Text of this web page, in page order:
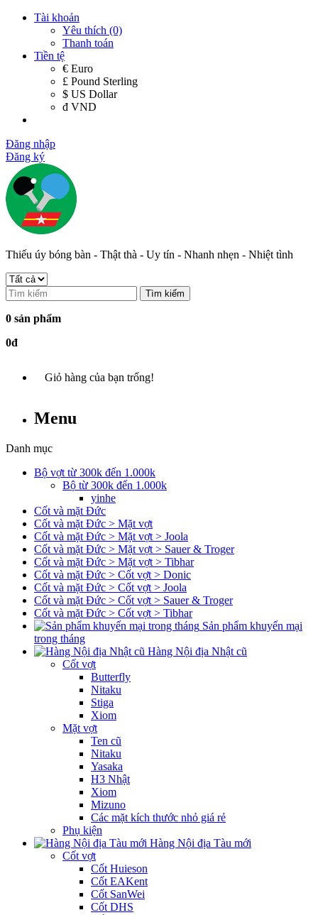
Tài khoản
Yêu thích (0)
Thanh toán
Tiền tệ
€ Euro
£ Pound Sterling
$ US Dollar
đ VND
Đăng nhập
Đăng ký
Thiếu úy bóng bàn - Thật thà - Uy tín - Nhanh nhẹn - Nhiệt tình
Tìm kiếm
0 sản phẩm
0đ
Giỏ hàng của bạn trống!
Menu
Danh mục
Bộ vợt từ 300k đến 1.000k
Bộ từ 300k đến 1.000k
yinhe
Cốt và mặt Đức
Cốt và mặt Đức > Mặt vợt
Cốt và mặt Đức > Mặt vợt > Joola
Cốt và mặt Đức > Mặt vợt > Sauer & Troger
Cốt và mặt Đức > Mặt vợt > Tibhar
Cốt và mặt Đức > Cốt vợt > Donic
Cốt và mặt Đức > Cốt vợt > Joola
Cốt và mặt Đức > Cốt vợt > Sauer & Troger
Cốt và mặt Đức > Cốt vợt > Tibhar
Sản phẩm khuyến mại
trong tháng
Hàng Nội địa Nhật cũ
Cốt vợt
Butterfly
Nitaku
Stiga
Xiom
Mặt vợt
Ten cũ
Nitaku
Yasaka
H3 Nhật
Xiom
Mizuno
Các mặt kích thước nhỏ giá rẻ
Phụ kiện
Hàng Nội địa Tàu mới
Cốt vợt
Cốt Huieson
Cốt EAKent
Cốt SanWei
Cốt DHS